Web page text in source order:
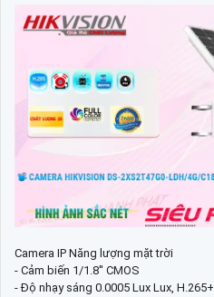
Camera IP Năng lượng mặt trời
- Cảm biến 1/1.8'' CMOS
- Độ nhạy sáng 0.0005 Lux Lux, H.265+